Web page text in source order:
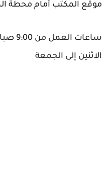
موقع المكتب أمام محطة
الاثنين إلى الجمعة